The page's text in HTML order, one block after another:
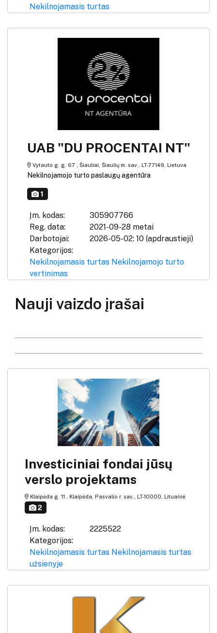
Nekilnojamasis turtas
UAB "DU PROCENTAI NT"
Vytauto g. g. 67 , Šiauliai, Šiaulių m. sav., LT-77149, Lietuva
Nekilnojamojo turto paslaugų agentūra
1
Įm. kodas:
305907766
Reg. data:
2021-09-28 metai
Darbotojai:
2026-05-02: 10 (apdraustieji)
Kategorijos:
Nekilnojamasis turtas Nekilnojamojo turto
vertinimas
Nauji vaizdo įrašai
Investiciniai fondai jūsų
verslo projektams
Klaipėda g. 11 , Klaipėda, Pasvalio r. sav., LT-10000, Lituanie
2
Įm. kodas:
2225522
Kategorijos:
Nekilnojamasis turtas Nekilnojamasis turtas
užsienyje